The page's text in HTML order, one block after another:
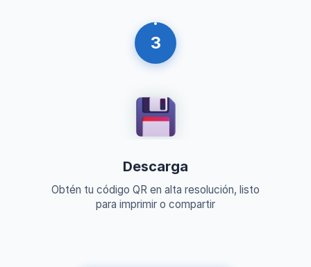
3
Descarga
Obtén tu código QR en alta resolución, listo
para imprimir o compartir